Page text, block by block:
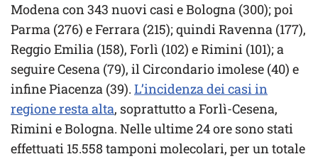
Modena con 343 nuovi casi e Bologna (300); poi
Parma (276) e Ferrara (215); quindi Ravenna (177),
Reggio Emilia (158), Forlì (102) e Rimini (101); a
seguire Cesena (79), il Circondario imolese (40) e
infine Piacenza (39). L’incidenza dei casi in
regione resta alta, soprattutto a Forlì-Cesena,
Rimini e Bologna. Nelle ultime 24 ore sono stati
effettuati 15.558 tamponi molecolari, per un totale